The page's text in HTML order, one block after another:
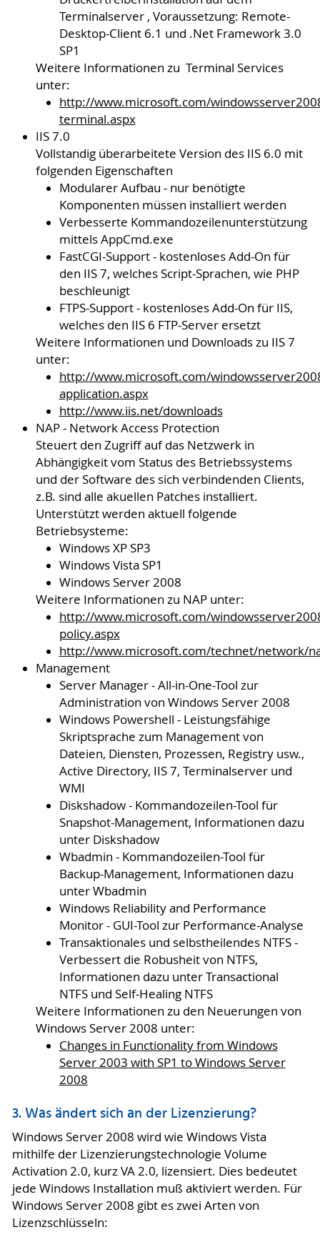
Terminalserver , Voraussetzung: Remote-
Desktop-Client 6.1 und .Net Framework 3.0
SP1
Weitere Informationen zu Terminal Services
unter:
http://www.microsoft.com/
terminal.aspx
IIS 7.0
Vollstandig überarbeitete Version des IIS 6.0 mit
folgenden Eigenschaften
Modularer Aufbau - nur benötigte
Komponenten müssen installiert werden
Verbesserte Kommandozeilenunterstützung
mittels AppCmd.exe
FastCGI-Support - kostenloses Add-On für
den IIS 7, welches Script-Sprachen, wie PHP
beschleunigt
FTPS-Support - kostenloses Add-On für IIS,
welches den IIS 6 FTP-Server ersetzt
Weitere Informationen und Downloads zu IIS 7
unter:
http://www.microsoft.com/
application.aspx
http://www.iis.net/downloads
NAP - Network Access Protection
Steuert den Zugriff auf das Netzwerk in
Abhängigkeit vom Status des Betriebssystems
und der Software des sich verbindenden Clients,
z.B. sind alle akuellen Patches installiert.
Unterstützt werden aktuell folgende
Betriebsysteme:
Windows XP SP3
Windows Vista SP1
Windows Server 2008
Weitere Informationen zu NAP unter:
http://www.microsoft.com/
policy.aspx
http://www.microsoft.com/technet/network/
Management
Server Manager - All-in-One-Tool zur
Administration von Windows Server 2008
Windows Powershell - Leistungsfähige
Skriptsprache zum Management von
Dateien, Diensten, Prozessen, Registry usw.,
Active Directory, IIS 7, Terminalserver und
WMI
Diskshadow - Kommandozeilen-Tool für
Snapshot-Management, Informationen dazu
unter Diskshadow
Wbadmin - Kommandozeilen-Tool für
Backup-Management, Informationen dazu
unter Wbadmin
Windows Reliability and Performance
Monitor - GUI-Tool zur Performance-Analyse
Transaktionales und selbstheilendes NTFS -
Verbessert die Robusheit von NTFS,
Informationen dazu unter Transactional
NTFS und Self-Healing NTFS
Weitere Informationen zu den Neuerungen von
Windows Server 2008 unter:
Changes in Functionality from Windows
Server 2003 with SP1 to Windows Server
2008
3. Was ändert sich an der Lizenzierung?
Windows Server 2008 wird wie Windows Vista
mithilfe der Lizenzierungstechnologie Volume
Activation 2.0, kurz VA 2.0, lizensiert. Dies bedeutet
jede Windows Installation muß aktiviert werden. Für
Windows Server 2008 gibt es zwei Arten von
Lizenzschlüsseln: